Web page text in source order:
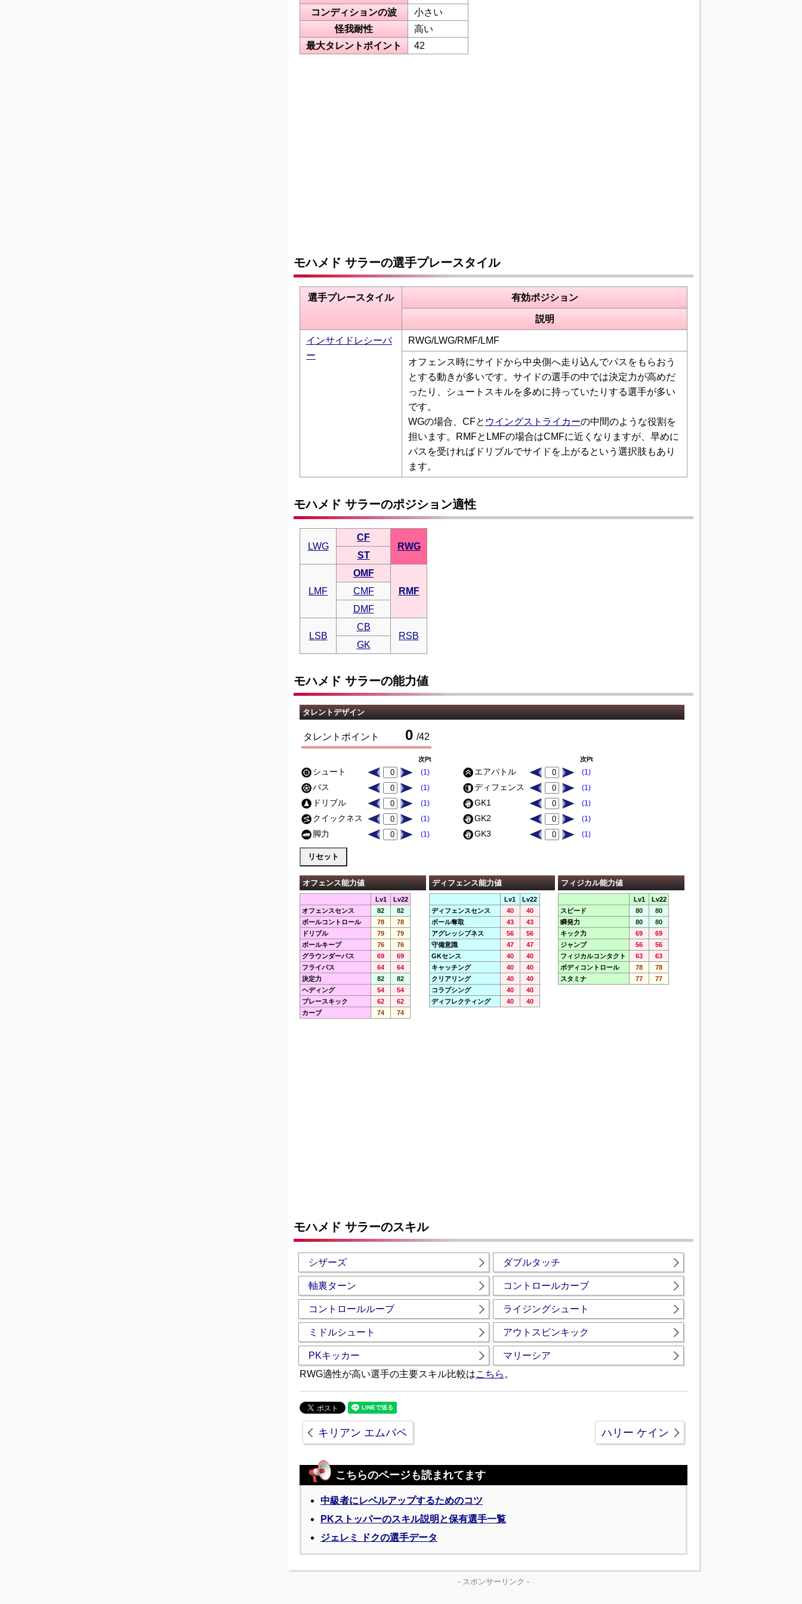
コンディションの波
小さい
怪我耐性
高い
最大タレントポイント
42
モハメド サラーの選手プレースタイル
選手プレースタイル 有効ポジション
説明
インサイドレシーバ
ー
RWG/LWG/RMF/LMF
オフェンス時にサイドから中央側へ走り込んでパスをもらおう
とする動きが多いです。サイドの選手の中では決定力が高めだ
ったり、シュートスキルを多めに持っていたりする選手が多い
です。
WGの場合、CFと ウイングストライカーの中間のような役割を
担います。RMFとLMFの場合はCMFに近くなりますが、早めに
パスを受ければドリブルでサイドを上がるという選択肢もあり
ます。
モハメド サラーのポジション適性
LWG
CF
RWG
ST
LMF
OMF
RMF
CMF
DMF
LSB
CB
RSB
GK
モハメド サラーの能力値
タレントデザイン
タレントポイント 0 /42
次Pt
シュート (1)
パス (1)
ドリブル (1)
クイックネス (1)
脚力 (1)
次Pt
エアバトル (1)
ディフェンス (1)
GK1 (1)
GK2 (1)
GK3 (1)
オフェンス能力値
Lv1
Lv22
オフェンスセンス
82
82
ボールコントロール
78
78
ドリブル
79
79
ボールキープ
76
76
グラウンダーパス
69
69
フライパス
64
64
決定力
82
82
ヘディング
54
54
プレースキック
62
62
カーブ
74 74
ディフェンス能力値
Lv1
Lv22
ディフェンスセンス
40
40
ボール奪取
43
43
アグレッシブネス
56
56
守備意識
47
47
GKセンス
40
40
キャッチング
40
40
クリアリング
40
40
コラプシング
40
40
ディフレクティング
40 40
フィジカル能力値
Lv1
Lv22
スピード
80
80
瞬発力
80
80
キック力
69
69
ジャンプ
56
56
フィジカルコンタクト
63
63
ボディコントロール
78
78
スタミナ
77 77
モハメド サラーのスキル
シザーズ ダブルタッチ
軸裏ターン コントロールカーブ
コントロールループ ライジングシュート
ミドルシュート アウトスピンキック
PKキッカー
マリーシア
RWG適性が高い選手の主要スキル比較はこちら 。
キリアン エムバペ ハリー ケイン
こちらのページも読まれてます
中級者にレベルアップするためのコツ
PKストッパーのスキル説明と保有選手一覧
ジェレミ ドクの選手データ
- スポンサーリンク -